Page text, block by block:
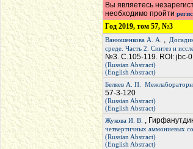
Вы являетесь
необходимо пройти
Год 2019, том 57, №3
Ванюшенкова А. А. ,
среде. Часть 2. Синтез и
№3. С.105-119. ROI: jbc-
(Russian Abstract)
(English Abstract)
Беляев А. П.
57-3-120
(Russian Abstract)
(English Abstract)
Жукова И. В. ,
четвертичных аммониевых
(Russian Abstract)
(English Abstract)